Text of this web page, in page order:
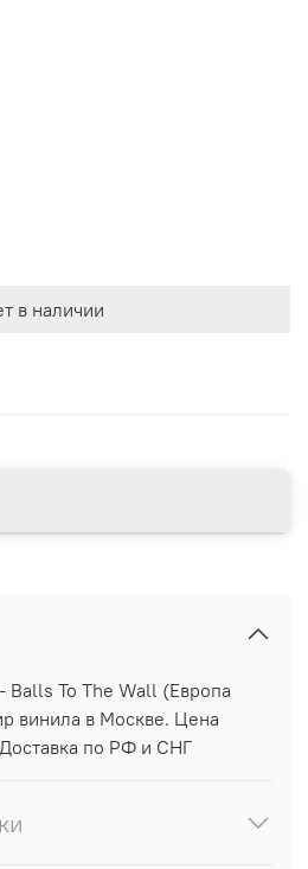
в наличии
Balls To The Wall (Европа
винила в Москве. Цена
по РФ и СНГ